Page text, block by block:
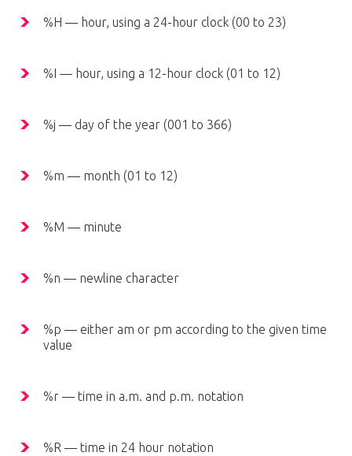
%H — hour, using a 24-hour clock (00 to 23)
%I — hour, using a 12-hour clock (01 to 12)
%j — day of the year (001 to 366)
%m — month (01 to 12)
%M — minute
%n — newline character
%p — either am or pm according to the given time
value
%r — time in a.m. and p.m. notation
%R — time in 24 hour notation